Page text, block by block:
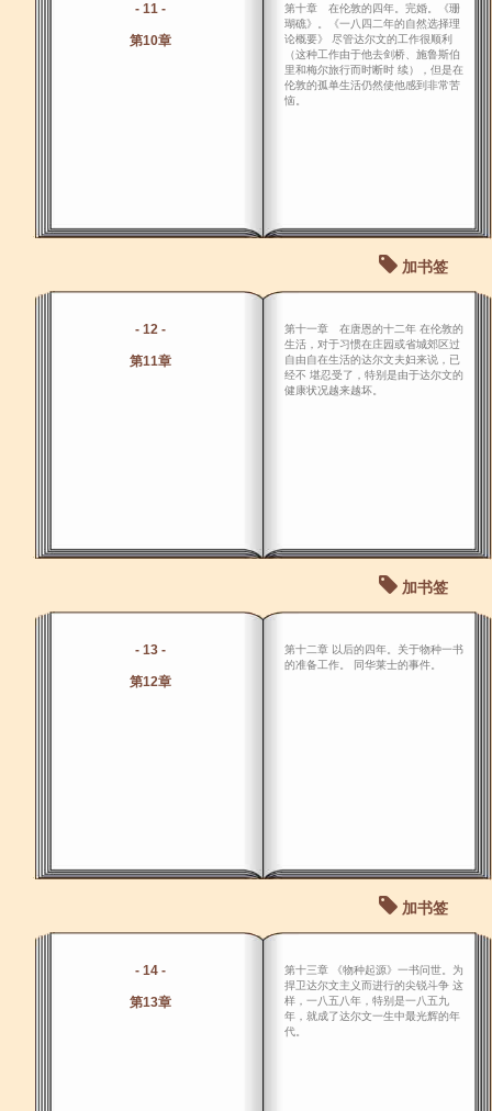
- 11 -
第10章
第十章 在伦敦的四年。完婚。《珊
瑚礁》。《一八四二年的自然选择理
论概要》 尽管达尔文的工作很顺利
（这种工作由于他去剑桥、施鲁斯伯
里和梅尔旅行而时断时 续），但是在
伦敦的孤单生活仍然使他感到非常苦
恼。
加书签
- 12 -
第11章
第十一章 在唐恩的十二年 在伦敦的
生活，对于习惯在庄园或省城郊区过
自由自在生活的达尔文夫妇来说，已
经不 堪忍受了，特别是由于达尔文的
健康状况越来越坏。
加书签
- 13 -
第12章
第十二章 以后的四年。关于物种一书
的准备工作。 同华莱士的事件。
加书签
- 14 -
第13章
第十三章 《物种起源》一书问世。为
捍卫达尔文主义而进行的尖锐斗争 这
样，一八五八年，特别是一八五九
年，就成了达尔文一生中最光辉的年
代。